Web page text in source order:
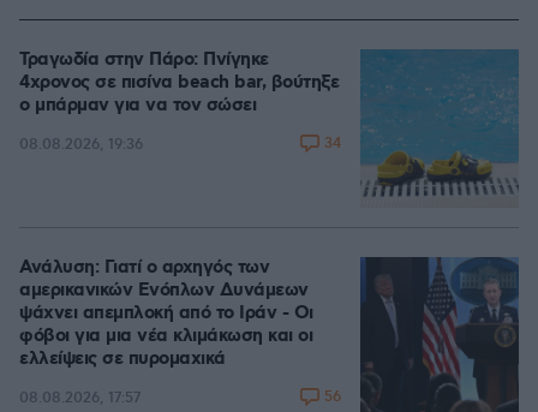
Τραγωδία στην Πάρο: Πνίγηκε
4χρονος σε πισίνα beach bar, βούτηξε
ο μπάρμαν για να τον σώσει
08.08.2026, 19:36 34
Ανάλυση: Γιατί ο αρχηγός των
αμερικανικών Ενόπλων Δυνάμεων
ψάχνει απεμπλοκή από το Ιράν - Οι
φόβοι για μια νέα κλιμάκωση και οι
ελλείψεις σε πυρομαχικά
08.08.2026, 17:57 56